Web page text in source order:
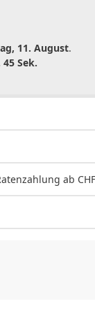
11. August.
Sek.
ab